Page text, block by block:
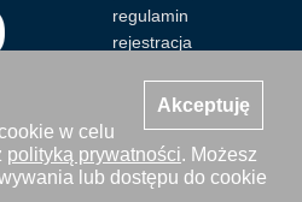
Akceptuję
w celu
polityką prywatności. Możesz
lub dostępu do cookie
regulamin
rejestracja
Foto Press/KFP są
Publikacja i kopiowanie bez